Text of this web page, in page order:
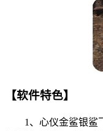
【软件特色】
1、心仪金鲨银鲨飞